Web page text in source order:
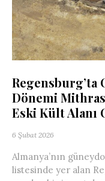
Regensburg’ta
Dönemi Mithras
Eski Kült Alanı
6 Şubat 2026
Almanya’nın
listesinde yer alan